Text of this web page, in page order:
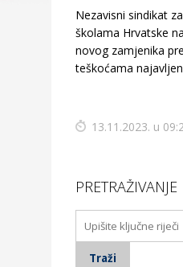
Nezavisni sindikat
školama Hrvatske
novog zamjenika
teškoćama
13.11.2023. u
PRETRAŽIVANJE